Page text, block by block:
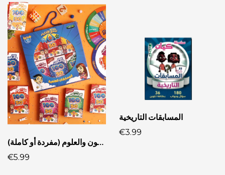
لعبة تحدي الأذكياء: الكون والعلوم (مفردة أو كاملة)
€5.99
المسابقات التاريخية
€3.99